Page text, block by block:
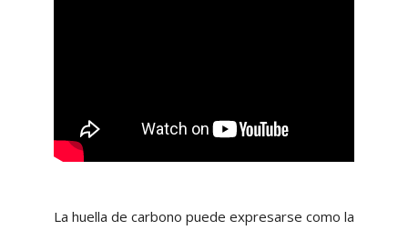
La huella de carbono puede expresarse como la